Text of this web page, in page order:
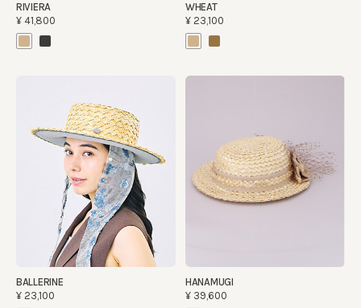
RIVIERA
¥41,800
WHEAT
¥23,100
BALLERINE
¥23,100
HANAMUGI
¥39,600